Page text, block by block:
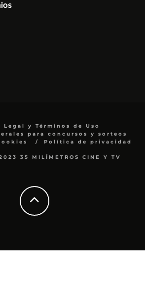
Legal y Términos de Uso
para concursos y sorteos
Política de privacidad
35 MILÍMETROS CINE Y TV